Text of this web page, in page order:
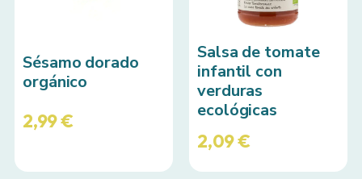
Sésamo dorado
orgánico
2,99€
Salsa de tomate
infantil con
verduras
ecológicas
2,09€